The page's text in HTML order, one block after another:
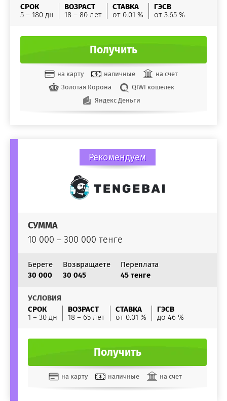
СРОК
5 – 180 дн
ВОЗРАСТ
18 – 80 лет
СТАВКА
от 0.01 %
ГЭСВ
от 3.65 %
Получить
на карту наличные
на счет
Золотая Корона
QIWI кошелек
Яндекс Деньги
Рекомендуем
СУММА
10 000 – 300 000 тенге
Берете
30 000
Возвращаете
30 045
Переплата
45 тенге
УСЛОВИЯ
СРОК
1 – 30 дн
ВОЗРАСТ
18 – 65 лет
СТАВКА
от 0.01 %
ГЭСВ
до 46 %
Получить
на карту наличные на счет